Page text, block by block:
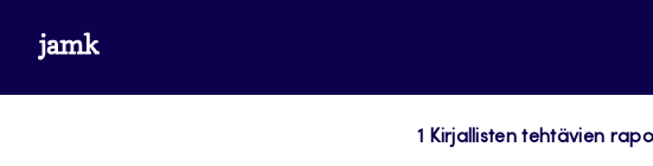
suoraan
sisältöön
www.jamk.fi
1 Kirjallisten tehtävien